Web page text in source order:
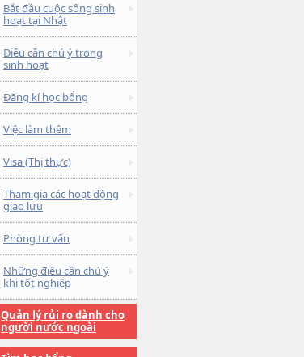
Bắt đầu cuộc sống sinh
hoạt tại Nhật
Điều cần chú ý trong
sinh hoạt
Đăng kí học bổng
Việc làm thêm
Visa (Thị thực)
Tham gia các hoạt động
giao lưu
Phòng tư vấn
Những điều cần chú ý
khi tốt nghiệp
Quản lý rủi ro dành cho
người nước ngoài